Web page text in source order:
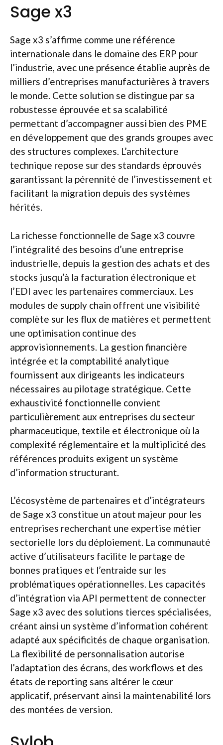
Sage x3
Sage x3 s’affirme comme une référence
internationale dans le domaine des ERP pour
l’industrie, avec une présence établie auprès de
milliers d’entreprises manufacturières à travers
le monde. Cette solution se distingue par sa
robustesse éprouvée et sa scalabilité
permettant d’accompagner aussi bien des PME
en développement que des grands groupes avec
des structures complexes. L’architecture
technique repose sur des standards éprouvés
garantissant la pérennité de l’investissement et
facilitant la migration depuis des systèmes
hérités.
La richesse fonctionnelle de Sage x3 couvre
l’intégralité des besoins d’une entreprise
industrielle, depuis la gestion des achats et des
stocks jusqu’à la facturation électronique et
l’EDI avec les partenaires commerciaux. Les
modules de supply chain offrent une visibilité
complète sur les flux de matières et permettent
une optimisation continue des
approvisionnements. La gestion financière
intégrée et la comptabilité analytique
fournissent aux dirigeants les indicateurs
nécessaires au pilotage stratégique. Cette
exhaustivité fonctionnelle convient
particulièrement aux entreprises du secteur
pharmaceutique, textile et électronique où la
complexité réglementaire et la multiplicité des
références produits exigent un système
d’information structurant.
L’écosystème de partenaires et d’intégrateurs
de Sage x3 constitue un atout majeur pour les
entreprises recherchant une expertise métier
sectorielle lors du déploiement. La communauté
active d’utilisateurs facilite le partage de
bonnes pratiques et l’entraide sur les
problématiques opérationnelles. Les capacités
d’intégration via API permettent de connecter
Sage x3 avec des solutions tierces spécialisées,
créant ainsi un système d’information cohérent
adapté aux spécificités de chaque organisation.
La flexibilité de personnalisation autorise
l’adaptation des écrans, des workflows et des
états de reporting sans altérer le cœur
applicatif, préservant ainsi la maintenabilité lors
des montées de version.